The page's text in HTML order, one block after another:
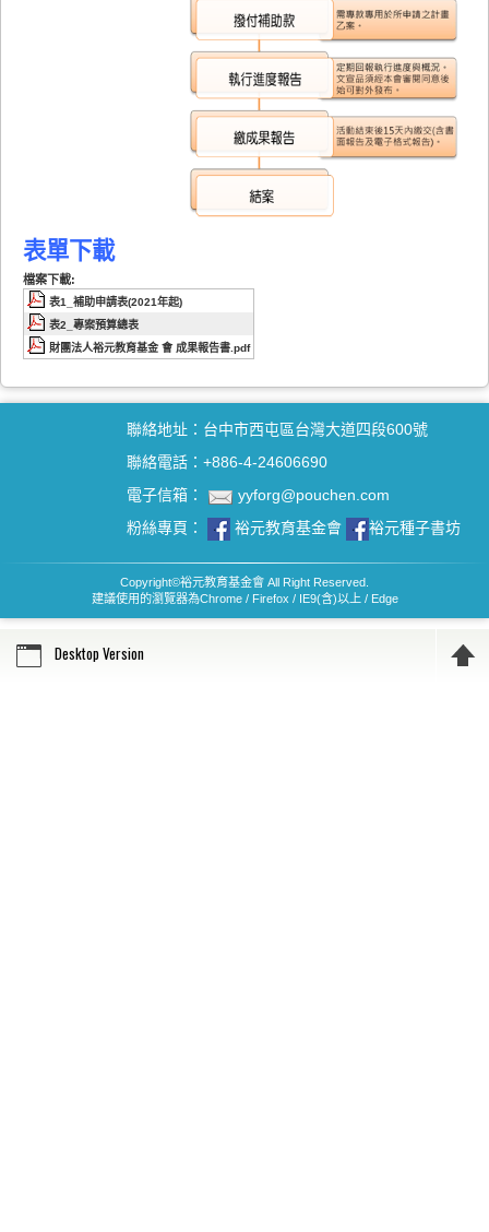
表單下載
檔案下載:
表1_補助申請表(2021年起)
表2_專案預算總表
財團法人裕元教育基金 會 成果報告書.pdf
聯絡地址：台中市西屯區台灣大道四段600號
聯絡電話：+886-4-24606690
電子信箱：
yyforg@pouchen.com
粉絲專頁：
裕元教育基金會 裕元種子書坊
Copyright©裕元教育基金會 All Right Reserved.
建議使用的瀏覽器為Chrome / Firefox / IE9(含)以上 / Edge
Desktop Version